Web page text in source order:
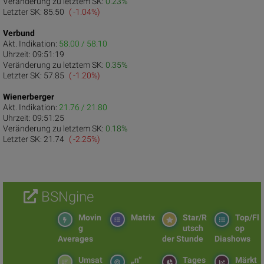
Letzter SK: 85.50 ( -1.04%)
Verbund
Akt. Indikation: 58.00 / 58.10
Uhrzeit: 09:51:19
Veränderung zu letztem SK: 0.35%
Letzter SK: 57.85 ( -1.20%)
Wienerberger
Akt. Indikation: 21.76 / 21.80
Uhrzeit: 09:51:25
Veränderung zu letztem SK: 0.18%
Letzter SK: 21.74 ( -2.25%)
BSNgine
Top/Fl
op
Diashows
Star/R
utsch
der Stunde
Matrix
Movin
g
Averages
Märkt
Tages
„n“
Umsat